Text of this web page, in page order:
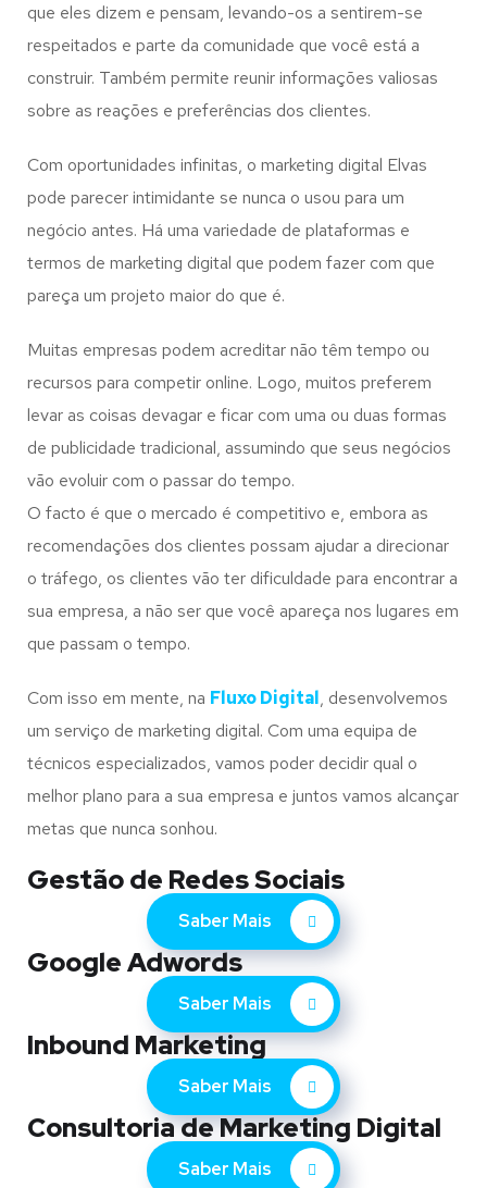
que eles dizem e pensam, levando-os a sentirem-se
respeitados e parte da comunidade que você está a
construir. Também permite reunir informações valiosas
sobre as reações e preferências dos clientes.
Com oportunidades infinitas, o marketing digital Elvas
pode parecer intimidante se nunca o usou para um
negócio antes. Há uma variedade de plataformas e
termos de marketing digital que podem fazer com que
pareça um projeto maior do que é.
Muitas empresas podem acreditar não têm tempo ou
recursos para competir online. Logo, muitos preferem
levar as coisas devagar e ficar com uma ou duas formas
de publicidade tradicional, assumindo que seus negócios
vão evoluir com o passar do tempo.
O facto é que o mercado é competitivo e, embora as
recomendações dos clientes possam ajudar a direcionar
o tráfego, os clientes vão ter dificuldade para encontrar a
sua empresa, a não ser que você apareça nos lugares em
que passam o tempo.
Com isso em mente, na Fluxo Digital, desenvolvemos
um serviço de marketing digital. Com uma equipa de
técnicos especializados, vamos poder decidir qual o
melhor plano para a sua empresa e juntos vamos alcançar
metas que nunca sonhou.
Gestão de Redes Sociais
Saber Mais
Google Adwords
Saber Mais
Inbound Marketing
Saber Mais
Consultoria de Marketing Digital
Saber Mais